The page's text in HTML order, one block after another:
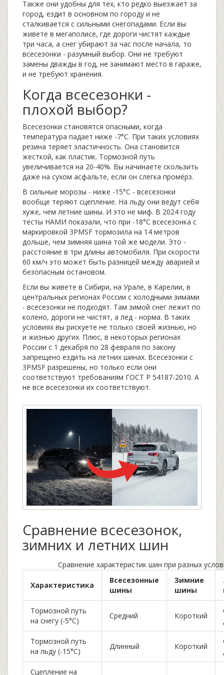
Также они удобны для тех, кто редко выезжает за
город, ездит в основном по городу и не
сталкивается с сильными снегопадами. Если вы
живете в мегаполисе, где дороги чистят каждые
три часа, а снег убирают за час после начала, то
всесезонки - разумный выбор. Они не требуют
замены дважды в год, не занимают место в гараже,
и не требуют хранения.
Когда всесезонки -
плохой выбор?
Всесезонки становятся опасными, когда
температура падает ниже -7°C. При таких условиях
резина теряет эластичность. Она становится
жесткой, как пластик. Тормозной путь
увеличивается на 20-40%. Вы начинаете скользить
даже на сухом асфальте, если он слегка промёрз.
В сильные морозы - ниже -15°C - всесезонки
вообще теряют сцепление. На льду они ведут себя
хуже, чем летние шины. И это не миф. В 2024 году
тесты НАМИ показали, что при -18°C всесезонка с
маркировкой 3PMSF тормозила на 14 метров
дольше, чем зимняя шина той же модели. Это -
расстояние в три длины автомобиля. При скорости
60 км/ч это может быть разницей между аварией и
безопасным остановом.
Если вы живете в Сибири, на Урале, в Карелии, в
центральных регионах России с холодными зимами
- всесезонки не подходят. Там зимой снег лежит по
колено, дороги не чистят, а лед - норма. В таких
условиях вы рискуете не только своей жизнью, но
и жизнью других. Плюс, в некоторых регионах
России с 1 декабря по 28 февраля по закону
запрещено ездить на летних шинах. Всесезонки с
3PMSF разрешены, но только если они
соответствуют требованиям ГОСТ Р 54187-2010. А
не все всесезонки их соответствуют.
Сравнение всесезонок,
зимних и летних шин
Сравнение характеристик шин при разных
Характеристика
Всесезонные
шины
Зимние
шины
Тормозной путь
на снегу (-5°C)
Средний Короткий
Тормозной путь
на льду (-15°C)
Длинный Короткий
Сцепление на